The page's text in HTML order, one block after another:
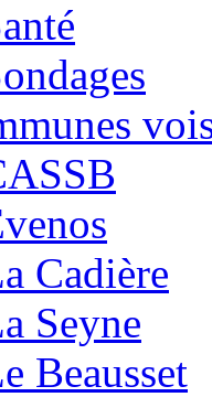
Cadière
Seyne
Beausset